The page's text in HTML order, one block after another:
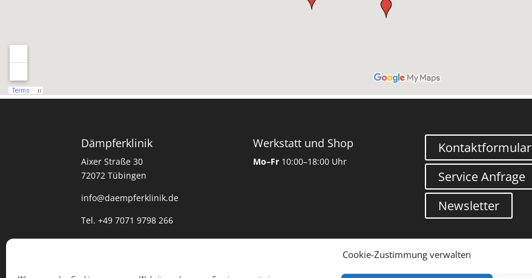
Cookie-Zustimmung verwalten
Dämpferklinik
Aixer Straße 30
72072 Tübingen
info@daempferklinik.de
Tel. +49 7071 9798 266
Werkstatt und Shop
Mo–Fr10:00–18:00 Uhr
Kontaktformular
Service Anfrage
Newsletter